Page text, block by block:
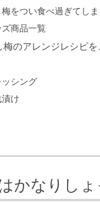
をつい食べ過ぎてし
商品一覧
梅のアレンジレシピ
シング
け
かなりし